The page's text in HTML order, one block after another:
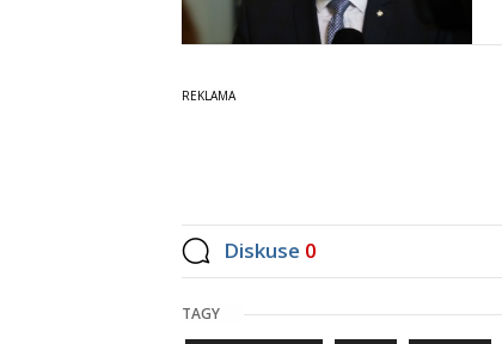
Diskuse 0
TAGY